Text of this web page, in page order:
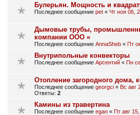
Булерьян. Мощность и
Последнее сообщение pet « Чт ноя 06,
Дымовые трубы,
компании ООО «
Последнее сообщение AnnaSheb « Пт
Внутрипольные конвекторы
Последнее сообщение Арсентий « Пн
Отопление загородного дома,
Последнее сообщение georgci « Вс авг
Ответы: 2
Камины из травертина
Последнее сообщение egan « Пт авг